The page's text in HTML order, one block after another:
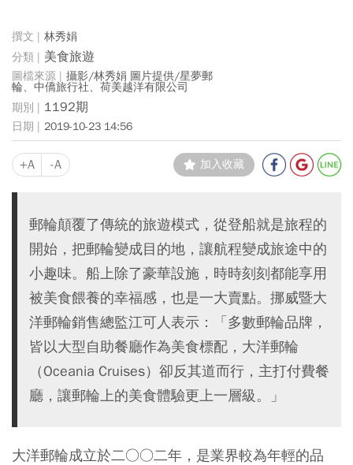
林秀娟
美食旅遊
攝影/林秀娟 圖片提供/星夢郵
輪、中僑旅行社、荷美越洋有限公司
1192期
2019-10-23 14:56
+A -A 加入收藏
郵輪顛覆了傳統的旅遊模式，從登船就是旅程的
開始，把郵輪變成目的地，讓航程變成旅途中的
小趣味。船上除了豪華設施，時時刻刻都能享用
被美食餵養的幸福感，也是一大賣點。挪威暨大
洋郵輪銷售總監江可人表示：「多數郵輪品牌，
皆以大型自助餐廳作為美食標配，大洋郵輪
（Oceania Cruises）卻反其道而行，主打付費餐
廳，讓郵輪上的美食體驗更上一層級。」
大洋郵輪成立於二○○二年，是業界較為年輕的品